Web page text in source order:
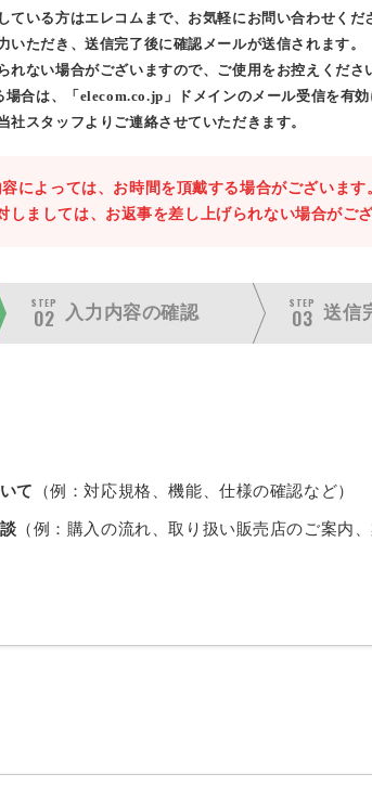
ている方はエレコムまで、お気軽にお問い合わせくだ
いただき、送信完了後に確認メールが送信されます。
ない場合がございますので、ご使用をお控えくださ
合は、「elecom.co.jp」ドメインのメール受信を有効
社スタッフよりご連絡させていただきます。
によっては、お時間を頂戴する場合がございます
しましては、お返事を差し上げられない場合がござ
STEP
02 入力内容の確認
STEP
03 送信
て （例：対応規格、機能、仕様の確認など）
（例：購入の流れ、取り扱い販売店のご案内